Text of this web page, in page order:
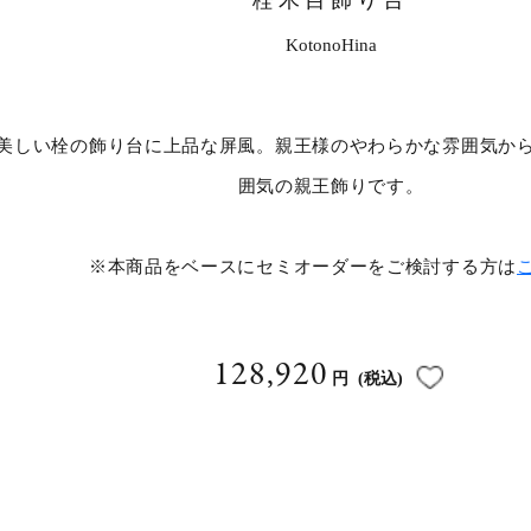
KotonoHina
しい栓の飾り台に上品な屏風。親王様のやわらかな雰囲気か
囲気の親王飾りです。
※本商品をベースにセミオーダーをご検討する方は
128,920 円 (税込)